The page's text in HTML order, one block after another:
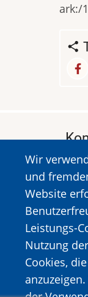
ark:/
Wir
und
Website
Leistungs-
Nutzung
Cookies,
A.
Tel:
Bild